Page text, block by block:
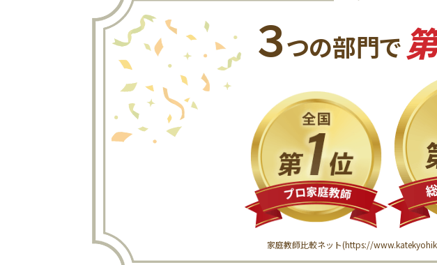
３つの部門で
家庭教師比較ネット(https://